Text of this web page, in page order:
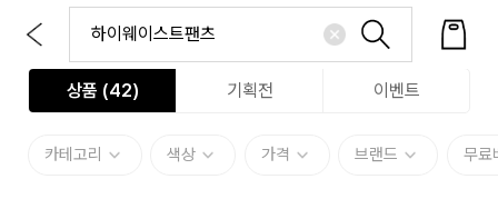
상품 (42) 기획전 이벤트
카테고리 색상 가격 브랜드 무료